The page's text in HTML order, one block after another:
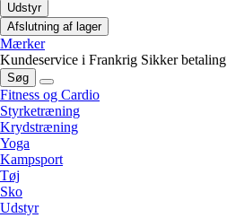
Udstyr
Afslutning af lager
Mærker
Kundeservice i Frankrig Sikker betaling
Søg
Fitness og Cardio
Styrketræning
Krydstræning
Yoga
Kampsport
Tøj
Sko
Udstyr